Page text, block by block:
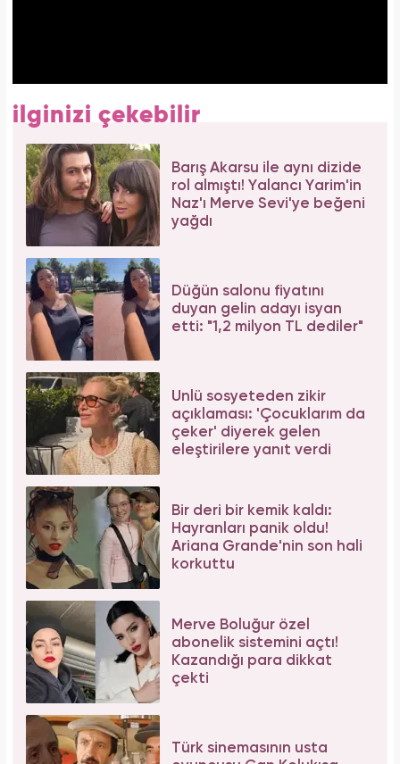
ilginizi çekebilir
Barış Akarsu ile aynı dizide
rol almıştı! Yalancı Yarim'in
Naz'ı Merve Sevi'ye beğeni
yağdı
Düğün salonu fiyatını
duyan gelin adayı isyan
etti: "1,2 milyon TL dediler"
Ünlü sosyeteden zikir
açıklaması: 'Çocuklarım da
çeker' diyerek gelen
eleştirilere yanıt verdi
Bir deri bir kemik kaldı:
Hayranları panik oldu!
Ariana Grande'nin son hali
korkuttu
Merve Boluğur özel
abonelik sistemini açtı!
Kazandığı para dikkat
çekti
Türk sinemasının usta